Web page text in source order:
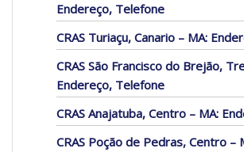
Endereço, Telefone
CRAS Turiaçu, Canario – MA:
CRAS São Francisco do Brejão,
Endereço, Telefone
CRAS Anajatuba, Centro – MA:
CRAS Poção de Pedras, Centro –